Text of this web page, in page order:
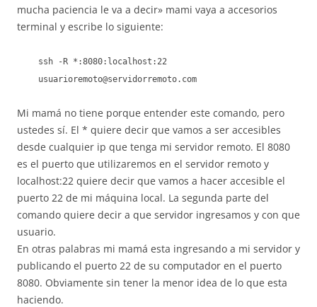
mucha paciencia le va a decir» mami vaya a accesorios
terminal y escribe lo siguiente:
ssh -R *:8080:localhost:22
usuarioremoto@servidorremoto.com
Mi mamá no tiene porque entender este comando, pero
ustedes sí. El * quiere decir que vamos a ser accesibles
desde cualquier ip que tenga mi servidor remoto. El 8080
es el puerto que utilizaremos en el servidor remoto y
localhost:22 quiere decir que vamos a hacer accesible el
puerto 22 de mi máquina local. La segunda parte del
comando quiere decir a que servidor ingresamos y con que
usuario.
En otras palabras mi mamá esta ingresando a mi servidor y
publicando el puerto 22 de su computador en el puerto
8080. Obviamente sin tener la menor idea de lo que esta
haciendo.